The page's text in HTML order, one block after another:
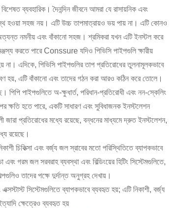
ব্যবহারিক। দৈনন্দিন জীবনে আমরা যে রাসায়নিক এবং
হওয়া সহজ নয়। এটি উচ্চ তাপমাত্রায়ও ভয় পায় না। এটি কোনও
নমনীয় এবং বাঁকানো সহজ। শ্রমিকরা যখন এটি ইনস্টল করে
করতে পারে Conssure যদিও পিভিসি পাইপগুলি ক্ষারীয়
না। এদিকে, পিভিসি পাইপগুলির তাপ প্রতিরোধের তুলনামূলকভাবে
হয়, এটি বাঁকানো এবং তাদের গঠন করা আরও কঠিন করে তোলে।
পাইপগুলিতে অ-ক্ষুধার্ত, পরিধান-প্রতিরোধী এবং নন-স্কেলিং
ক্ষতি হতে পারে, একটি সাধারণ এবং সুবিধাজনক ইনস্টলেশন
জারা প্রতিরোধের মধ্যে রয়েছে, বন্ধনের মাধ্যমে দ্রুত ইনস্টলেশন,
রয়েছে।
চিকিত্সা এবং বর্জ্য জল স্রাবের মতো পরিস্থিতিতে ব্যাপকভাবে
গরম জল সরবরাহ ব্যবস্থা এবং বিল্ডিংয়ের হিটিং সিস্টেমগুলিতে,
তাদের পক্ষে দুর্দান্ত অনুগ্রহ দেখায়।
সিস্টেমগুলিতে ব্যাপকভাবে ব্যবহৃত হয়; এটি নিকাশী, বর্জ্য
ক্ষেত্রেও ব্যবহৃত হয়